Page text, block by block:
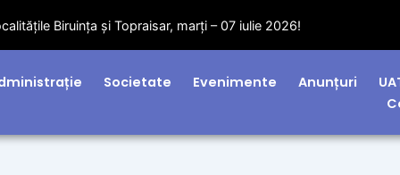
Biruința și Topraisar, marți – 07 iulie 2026!
Societate Evenimente Anunțuri